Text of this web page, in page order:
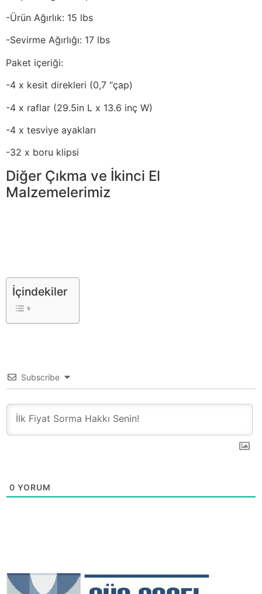
-Ürün Ağırlık: 15 lbs
-Sevirme Ağırlığı: 17 lbs
Paket içeriği:
-4 x kesit direkleri (0,7 “çap)
-4 x raflar (29.5in L x 13.6 inç W)
-4 x tesviye ayakları
-32 x boru klipsi
Diğer Çıkma ve İkinci El
Malzemelerimiz
İçindekiler
Subscribe
0 YORUM